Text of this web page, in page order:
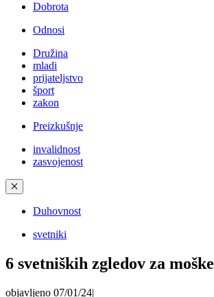
Dobrota
Odnosi
Družina
mladi
prijateljstvo
šport
zakon
Preizkušnje
invalidnost
zasvojenost
✕
Duhovnost
svetniki
6 svetniških zgledov za moške
objavljeno 07/01/24|